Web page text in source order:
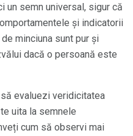
un semn universal, sigur că
și indicatorii
minciuna sunt pur și
dacă o persoană este
evaluezi veridicitatea
uita la semnele
cum să observi mai